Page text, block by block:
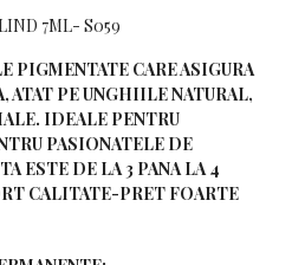
7ML- S059
PIGMENTATE CARE ASIGURA
ATAT PE UNGHIILE NATURAL,
IDEALE PENTRU
PASIONATELE DE
ESTE DE LA 3 PANA LA 4
CALITATE-PRET FOARTE